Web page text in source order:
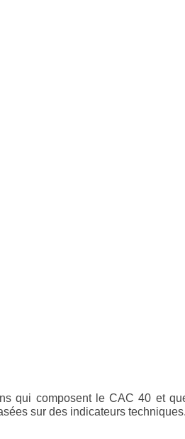
qui composent le CAC 40 et
sur des indicateurs